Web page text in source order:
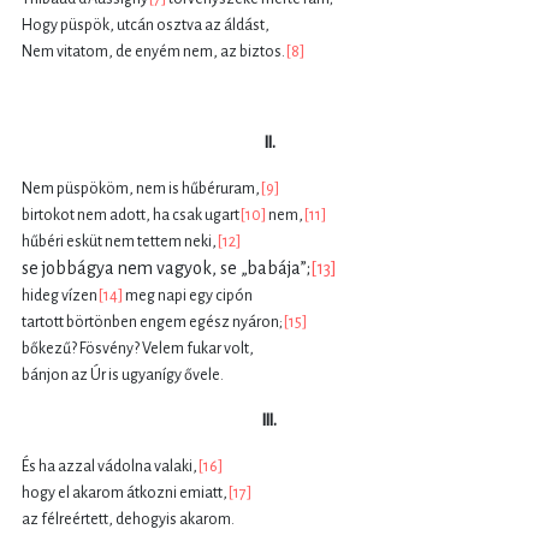
Hogy püspök, utcán osztva az áldást,
Nem vitatom, de enyém nem, az biztos. [8]
II.
Nem püspököm, nem is hűbéruram, [9]
birtokot nem adott, ha csak ugart [10] nem, [11]
hűbéri esküt nem tettem neki, [12]
se jobbágya nem vagyok, se „babája”; [13]
hideg vízen [14] meg napi egy cipón
tartott börtönben engem egész nyáron; [15]
bőkezű? Fösvény? Velem fukar volt,
bánjon az Úr is ugyanígy ővele.
III.
És ha azzal vádolna valaki, [16]
hogy el akarom átkozni emiatt, [17]
az félreértett, dehogyis akarom.